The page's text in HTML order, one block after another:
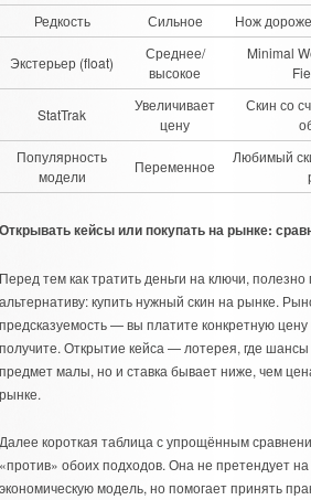
Редкость Сильное Нож дороже
Экстерьер (float)
Среднее/
высокое
Minimal
StatTrak
Увеличивает
цену
Скин со
Популярность
модели
Переменное
Любимый
кейсы или покупать на рынке:
тем как тратить деньги на ключи, полезно
купить нужный скин на рынке.
— вы платите конкретную цену
Открытие кейса — лотерея, где шансы
малы, но и ставка бывает ниже, чем
короткая таблица с упрощённым
обоих подходов. Она не претендует
модель, но помогает принять